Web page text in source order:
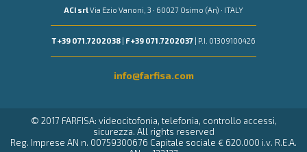
ACI srlVia Ezio Vanoni, 3 · 60027 Osimo (An) · ITALY
T +39 071.7202038| F +39 071.7202037| P.I. 01309100426
info@farfisa.com
© 2017 FARFISA: videocitofonia, telefonia, controllo accessi,
sicurezza. All rights reserved
Reg. Imprese AN n. 00759300676 Capitale sociale € 620.000 i.v. R.E.A.